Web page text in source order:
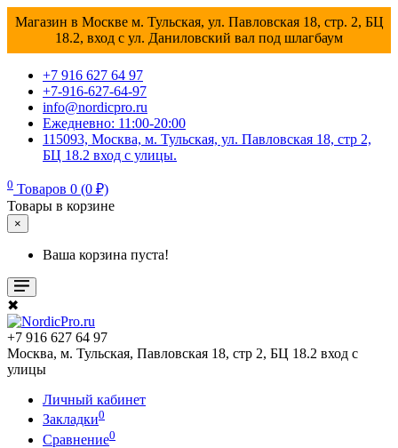
Магазин в Москве м. Тульская, ул. Павловская 18, стр. 2, БЦ
18.2, вход с ул. Даниловский вал под шлагбаум
+7 916 627 64 97
+7-916-627-64-97
info@nordicpro.ru
Ежедневно: 11:00-20:00
115093, Москва, м. Тульская, ул. Павловская 18, стр 2,
БЦ 18.2 вход с улицы.
0 Товаров 0 (0 ₽)
Товары в корзине
×
Ваша корзина пуста!
✖
+7 916 627 64 97
Москва, м. Тульская, Павловская 18, стр 2, БЦ 18.2 вход с
улицы
Личный кабинет
Закладки0
Сравнение0